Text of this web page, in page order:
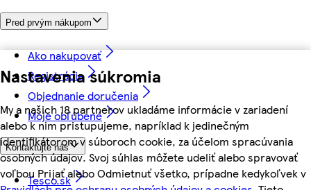
Nastavenia súkromia
My a našich 18 partnerov ukladáme informácie v zariadení
alebo k nim pristupujeme, napríklad k jedinečným
identifikátorom v súboroch cookie, za účelom spracúvania
osobných údajov. Svoj súhlas môžete udeliť alebo spravovať
voľbou Prijať alebo Odmietnuť všetko, prípadne kedykoľvek v
Pred prvým nákupom
Ako nakupovať
Registrácia
Objednanie doručenia
Moje obľúbené
Kontaktujte nás
Tesco.sk